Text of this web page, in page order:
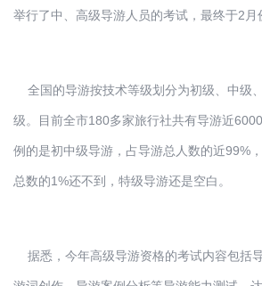
举行了中、高级导游人员的考试，最终于2月
全国的导游按技术等级划分为初级、中级
级。目前全市180多家旅行社共有导游近
例的是初中级导游，占导游总人数的近99%
总数的1%还不到，特级导游还是空白。
据悉，今年高级导游资格的考试内容包括